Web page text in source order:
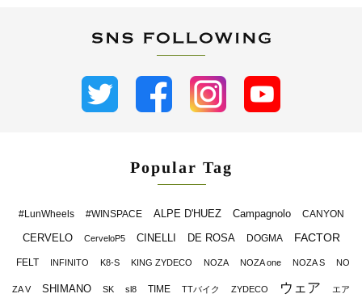
Popular Tag
#LunWheels #WINSPACE ALPE D'HUEZ Campagnolo CANYON
CERVELO CerveloP5 CINELLI DE ROSA DOGMA FACTOR
FELT INFINITO K8-S KING ZYDECO NOZA NOZA one NOZA S NO
ZA V SHIMANO SK sl8 TIME TTバイク ZYDECO ウェア エア